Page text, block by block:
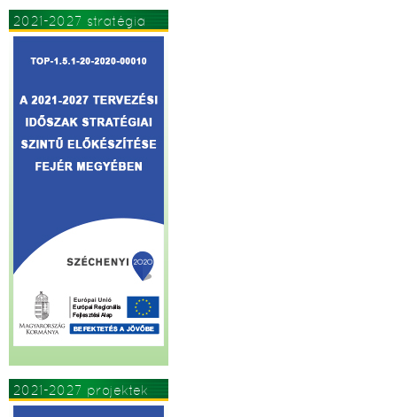
2021-2027 stratégia
2021-2027 projektek